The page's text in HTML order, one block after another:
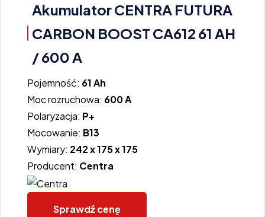
Akumulator CENTRA FUTURA
CARBON BOOST CA612 61 AH
/ 600 A
Pojemność: 61 Ah
Moc rozruchowa: 600 A
Polaryzacja: P+
Mocowanie: B13
Wymiary: 242 x 175 x 175
Producent: Centra
Sprawdź cenę